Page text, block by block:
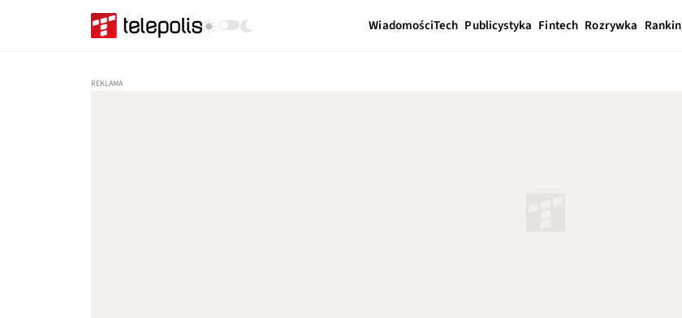
WiadomościTech Publicystyka Fintech Rozrywka